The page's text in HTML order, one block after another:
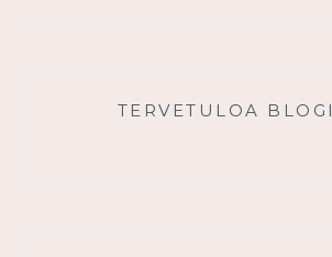
TERVETULOA